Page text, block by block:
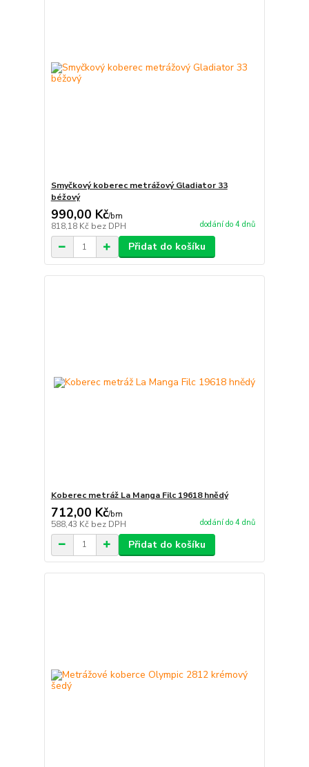
Smyčkový koberec metrážový Gladiator 33
béžový
990,00 Kč/bm
818,18 Kč bez DPH dodání do 4 dnů
Přidat do košíku
Koberec metráž La Manga Filc 19618 hnědý
712,00 Kč/bm
588,43 Kč bez DPH dodání do 4 dnů
Přidat do košíku